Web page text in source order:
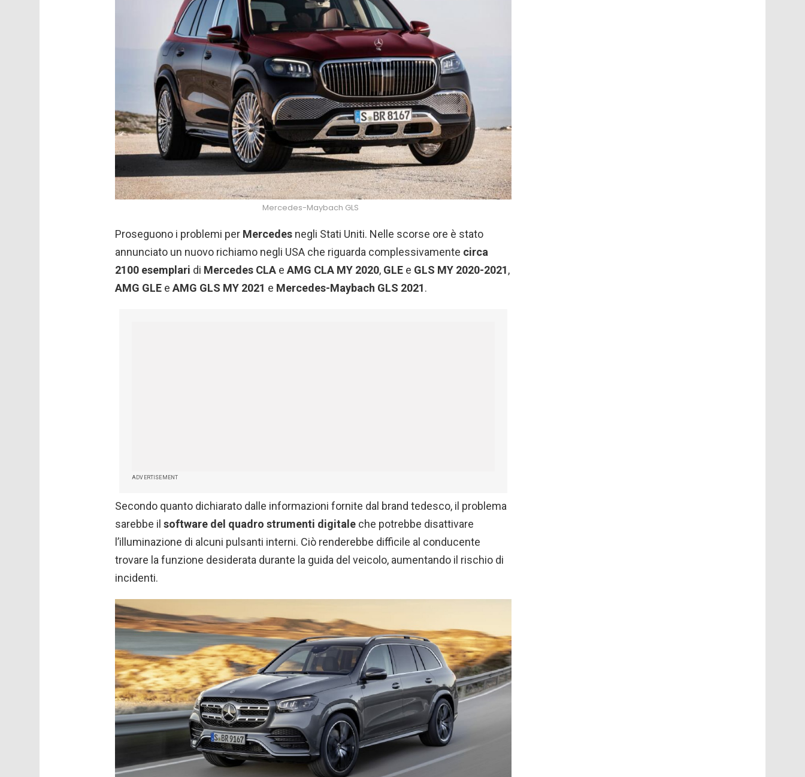
Mercedes-Maybach GLS
Proseguono i problemi per Mercedes negli Stati Uniti. Nelle scorse ore è stato
annunciato un nuovo richiamo negli USA che riguarda complessivamente circa
2100 esemplari di Mercedes CLA e AMG CLA MY 2020, GLE e GLS MY 2020-2021,
AMG GLE e AMG GLS MY 2021 e Mercedes-Maybach GLS 2021.
ADVERTISEMENT
Secondo quanto dichiarato dalle informazioni fornite dal brand tedesco, il problema
sarebbe il software del quadro strumenti digitale che potrebbe disattivare
l’illuminazione di alcuni pulsanti interni. Ciò renderebbe difficile al conducente
trovare la funzione desiderata durante la guida del veicolo, aumentando il rischio di
incidenti.